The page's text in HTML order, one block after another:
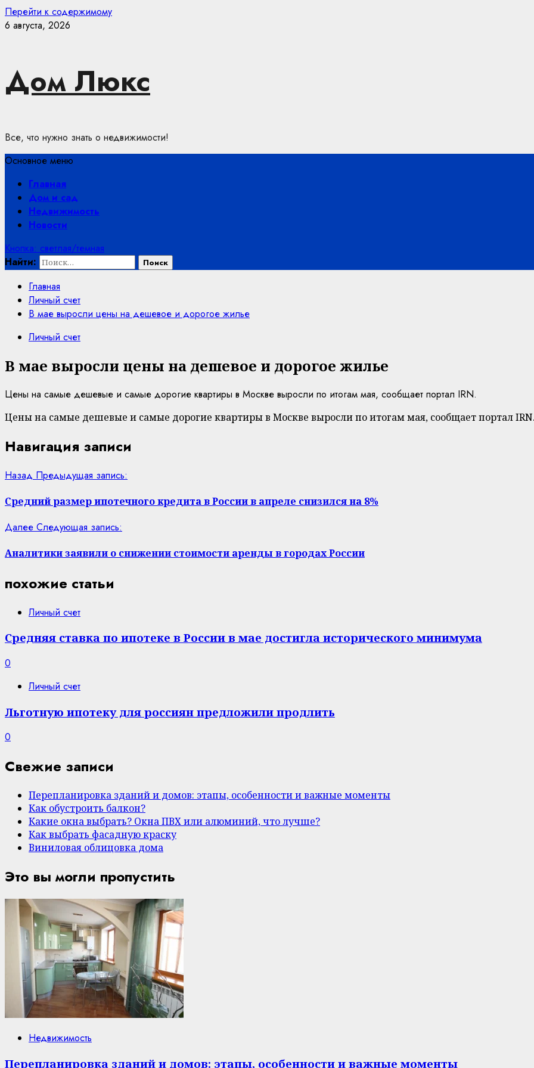
Перейти к содержимому
6 августа, 2026
Дом Люкс
Все, что нужно знать о недвижимости!
Основное меню
Главная
Дом и сад
Недвижимость
Новости
Кнопка: светлая/темная
Найти:
Главная
Личный счет
В мае выросли цены на дешевое и дорогое жилье
Личный счет
В мае выросли цены на дешевое и дорогое жилье
Цены на самые дешевые и самые дорогие квартиры в Москве выросли по итогам мая, сообщает портал IRN.
Цены на самые дешевые и самые дорогие квартиры в Москве выросли по итогам мая, сообщает портал
Навигация записи
Назад Предыдущая запись:
Средний размер ипотечного кредита в России в апреле снизился на 8%
Далее Следующая запись:
Аналитики заявили о снижении стоимости аренды в городах России
похожие статьи
Личный счет
Средняя ставка по ипотеке в России в мае достигла исторического минимума
0
Личный счет
Льготную ипотеку для россиян предложили продлить
0
Свежие записи
Перепланировка зданий и домов: этапы, особенности и важные моменты
Как обустроить балкон?
Какие окна выбрать? Окна ПВХ или алюминий, что лучше?
Как выбрать фасадную краску
Виниловая облицовка дома
Это вы могли пропустить
Недвижимость
Перепланировка зданий и домов: этапы, особенности и важные моменты